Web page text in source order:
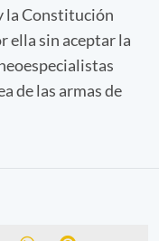
la Constitución
ella sin aceptar la
de las armas de